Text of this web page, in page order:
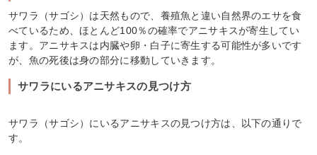
サワラ（サゴシ）は天然もので、養殖魚と違い自然界のエサを食
べているため、ほとんど100％の確率でアニサキスが寄生してい
ます。アニサキスは内臓や卵・白子に寄生する可能性が多いです
が、魚の死後は身の部分に移動していきます。
サワラにいるアニサキスの見つけ方
サワラ（サゴシ）にいるアニサキスの見つけ方は、以下の通りで
す。